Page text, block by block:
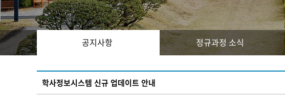
공지사항 정규과정 소식
학사정보시스템 신규 업데이트 안내